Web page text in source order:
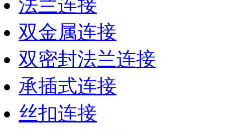
法兰连接
双金属连接
双密封法兰连接
承插式连接
丝扣连接